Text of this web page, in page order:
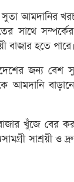
সুতা আমদানির
সাথে
বাজার হতে পারে।
জন্য
খুঁজে বের
সাশ্রয়ী ও